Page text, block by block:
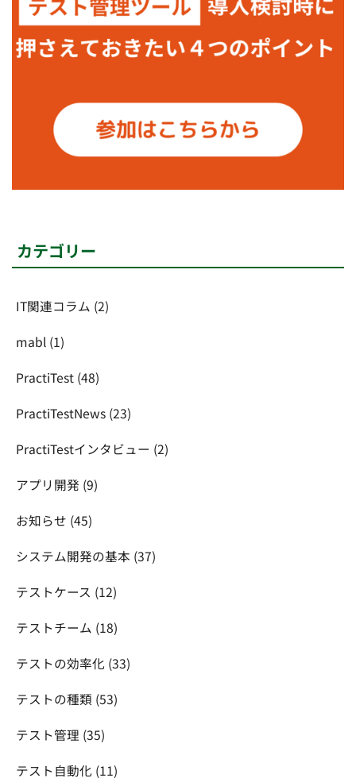
カテゴリー
IT関連コラム (2)
mabl (1)
PractiTest (48)
PractiTestNews (23)
PractiTestインタビュー (2)
アプリ開発 (9)
お知らせ (45)
システム開発の基本 (37)
テストケース (12)
テストチーム (18)
テストの効率化 (33)
テストの種類 (53)
テスト管理 (35)
テスト自動化 (11)